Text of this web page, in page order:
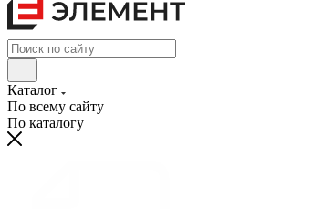
Каталог
По всему сайту
По каталогу